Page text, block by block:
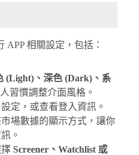
APP 相關設定，包括：
(Light)、深色 (Dark)、系
習慣調整介面風格。
定，或查看登入資訊。
市場數據的顯示方式，讓你
。
擇 Screener、Watchlist 或